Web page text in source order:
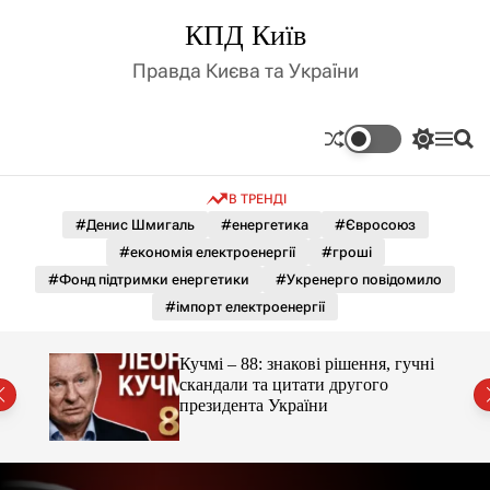
д
КПД Київ
Правда Києва та України
П
м
а
ь
о
о
М П
В ТРЕНДІ
#Денис Шмигаль #енергетика
#Євросоюз
#економія електроенергії
#гроші
#Фонд підтримки енергетики
#Укренерго повідомило
#імпорт електроенергії
Кучмі – 88: знакові рішення, гучні
скандали та цитати другого
президента України